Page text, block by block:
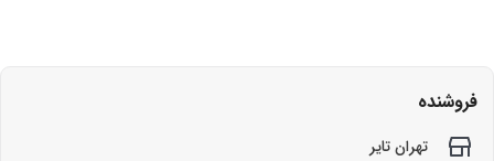
فروشنده
تهران تایر